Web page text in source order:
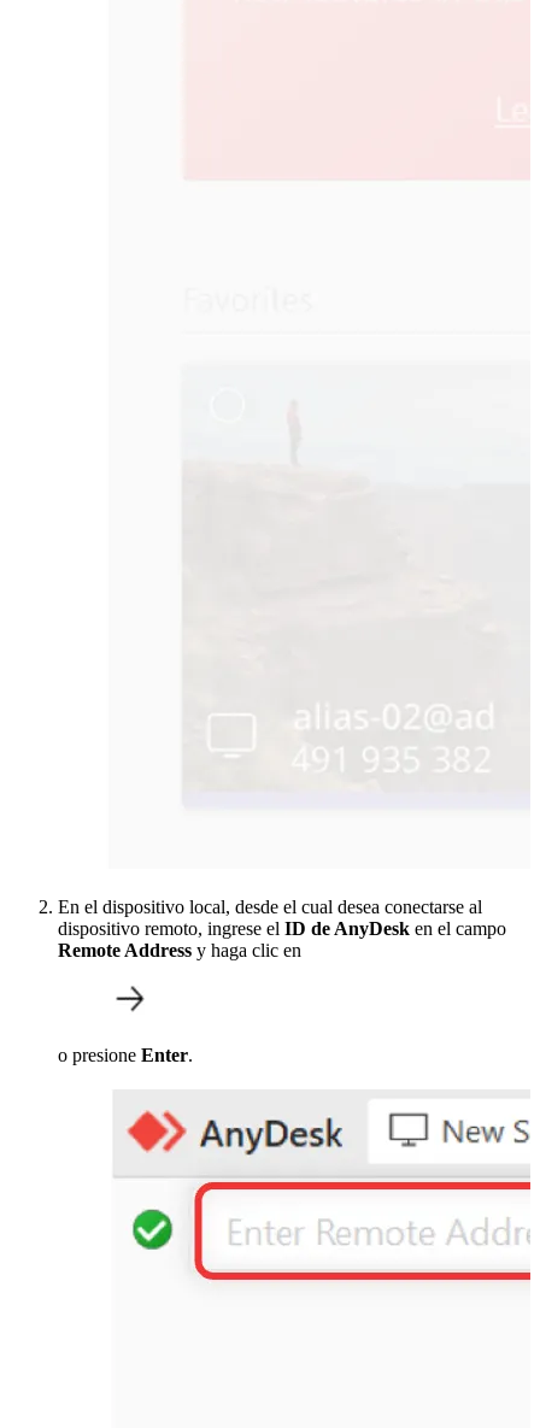
En el dispositivo local, desde el cual desea conectarse al
dispositivo remoto, ingrese el ID de AnyDesk en el campo
Remote Address y haga clic en
o presione Enter.